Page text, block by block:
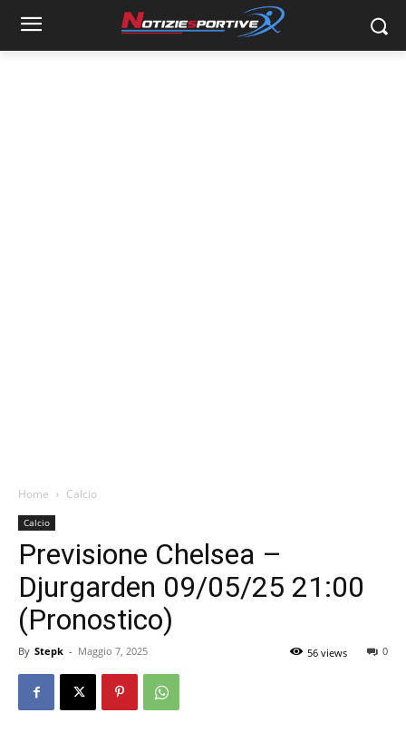
Home Calcio
Calcio
Previsione Chelsea –
Djurgarden 09/05/25 21:00
(Pronostico)
By Stepk - Maggio 7, 2025 0
56 views